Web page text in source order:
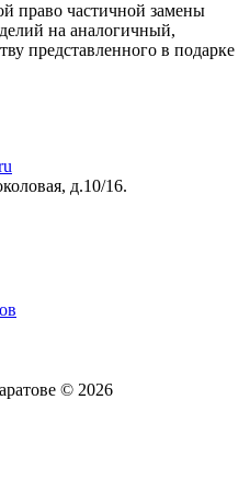
право частичной замены
на аналогичный,
представленного в подарке
д.10/16.
© 2026